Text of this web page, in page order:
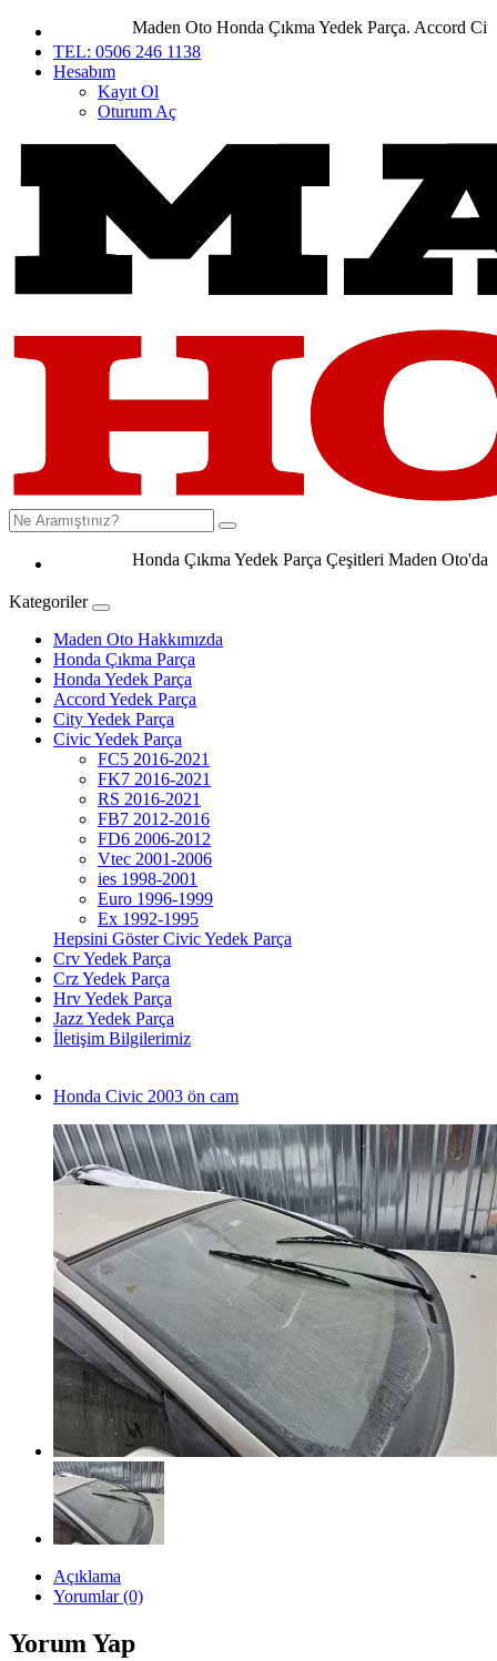
Maden Oto Honda Çıkma Yedek Parça. Accord City
TEL: 0506 246 1138
Hesabım
Kayıt Ol
Oturum Aç
Honda Çıkma Yedek Parça Çeşitleri Maden Oto'da
Kategoriler
Maden Oto Hakkımızda
Honda Çıkma Parça
Honda Yedek Parça
Accord Yedek Parça
City Yedek Parça
Civic Yedek Parça
FC5 2016-2021
FK7 2016-2021
RS 2016-2021
FB7 2012-2016
FD6 2006-2012
Vtec 2001-2006
ies 1998-2001
Euro 1996-1999
Ex 1992-1995
Hepsini Göster Civic Yedek Parça
Crv Yedek Parça
Crz Yedek Parça
Hrv Yedek Parça
Jazz Yedek Parça
İletişim Bilgilerimiz
Honda Civic 2003 ön cam
Açıklama
Yorumlar (0)
Yorum Yap